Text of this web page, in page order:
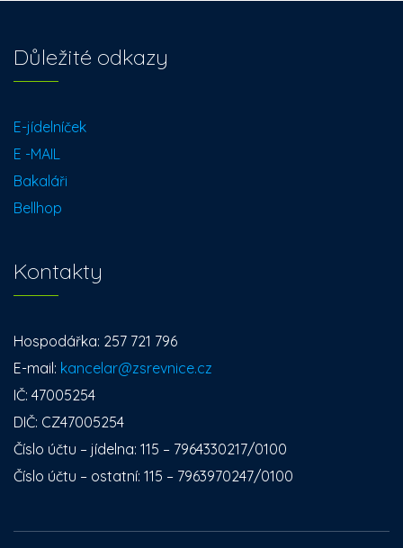
Důležité odkazy
E-jídelníček
E -MAIL
Bakaláři
Bellhop
Kontakty
Hospodářka: 257 721 796
E-mail: kancelar@zsrevnice.cz
IČ: 47005254
DIČ: CZ47005254
Číslo účtu – jídelna: 115 – 7964330217/0100
Číslo účtu – ostatní: 115 – 7963970247/0100